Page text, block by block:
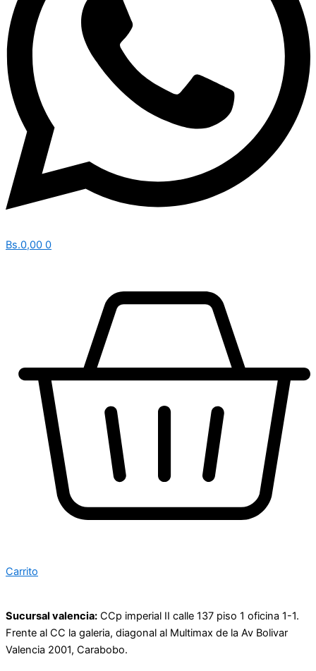
Bs.0,00 0
Carrito
Sucursal valencia: CCp imperial II calle 137 piso 1 oficina 1-1.
Frente al CC la galeria, diagonal al Multimax de la Av Bolivar
Valencia 2001, Carabobo.